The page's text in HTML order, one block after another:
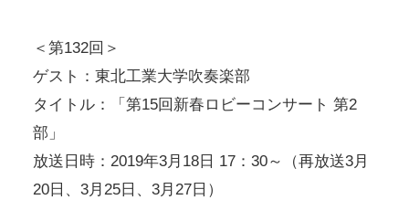
＜第132回＞
ゲスト：東北工業大学吹奏楽部
タイトル：「第15回新春ロビーコンサート 第2
部」
放送日時：2019年3月18日 17：30～（再放送3月
20日、3月25日、3月27日）